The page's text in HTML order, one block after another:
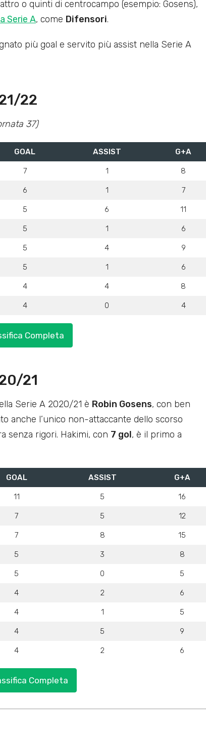
o quinti di centrocampo (esempio: Gosens),
Serie A, come Difensori.
più goal e servito più assist nella Serie A
22
37)
GOAL ASSIST G+A
7 1 8
6 1 7
5 6 11
5 1 6
5 4 9
5 1 6
4 4 8
4 0 4
Completa
21
Serie A 2020/21 è Robin Gosens, con ben
anche l’unico non-attaccante dello scorso
senza rigori. Hakimi, con 7 gol, è il primo a
GOAL ASSIST G+A
11 5 16
7 5 12
7 8 15
5 3 8
5 0 5
4 2 6
4 1 5
4 5 9
4 2 6
Completa